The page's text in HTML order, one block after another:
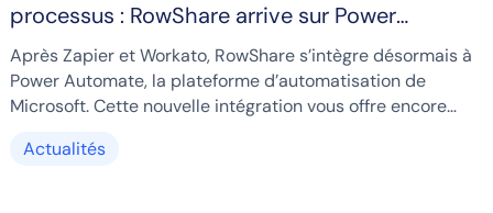
processus : RowShare arrive sur Power
Automate
Après Zapier et Workato, RowShare s’intègre désormais à
Power Automate, la plateforme d’automatisation de
Microsoft. Cette nouvelle intégration vous offre encore
quotidien, en particulier si votre organisation est équipée
Actualités